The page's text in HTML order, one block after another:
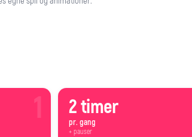
1 2 timer
pr. gang
+ pauser